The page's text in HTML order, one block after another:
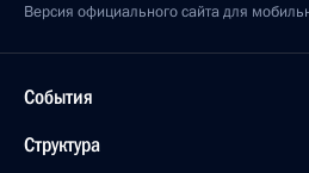
Версия официального сайта для
События
Структура